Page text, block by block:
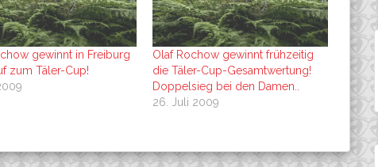
gewinnt in Freiburg
zum Täler-Cup!
Olaf Rochow gewinnt frühzeitig
die Täler-Cup-Gesamtwertung!
Doppelsieg bei den Damen..
26. Juli 2009